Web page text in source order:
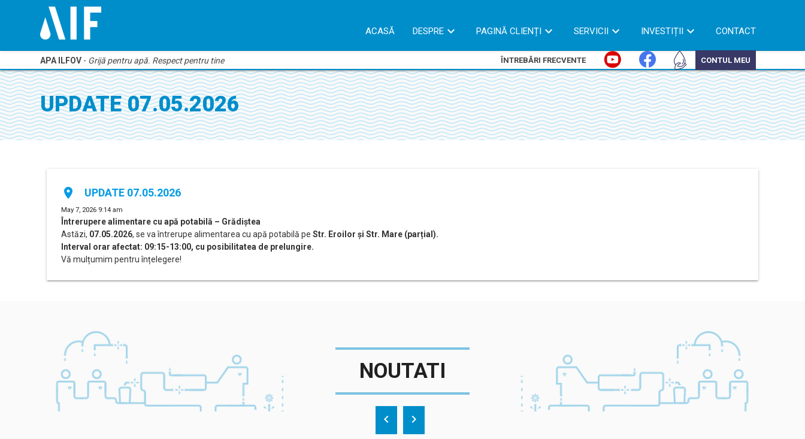
ACASĂ DESPRE PAGINĂ CLIENȚI SERVICII INVESTIȚII CONTACT
APA ILFOV - Grijă pentru apă. Respect pentru tine ÎNTREBĂRI FRECVENTE CONTUL MEU
UPDATE 07.05.2026
place UPDATE 07.05.2026
May 7, 2026 9:14 am
Întrerupere alimentare cu apă potabilă – Grădiștea
Astăzi, 07.05.2026, se va întrerupe alimentarea cu apă potabilă peStr. Eroilor și Str. Mare (parțial).
Interval orar afectat: 09:15-13:00, cu posibilitatea de prelungire.
Vă mulțumim pentru înțelegere!
NOUTATI
chevron_left chevron_right